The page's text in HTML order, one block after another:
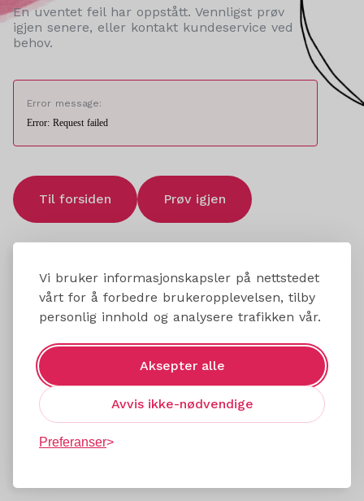
Vi bruker informasjonskapsler på nettstedet
vårt for å forbedre brukeropplevelsen, tilby
personlig innhold og analysere trafikken vår.
Aksepter alle
Avvis ikke-nødvendige
Preferanser
En uventet feil har oppstått. Vennligst prøv
igjen senere, eller kontakt kundeservice ved
behov.
Error message:
Error: Request failed
Til forsiden Prøv igjen